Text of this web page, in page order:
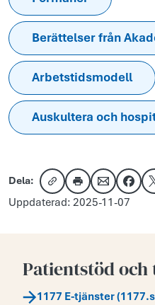
Berättelser från
Arbetstidsmodell
Auskultera och
Dela:
Kopiera länk
Skriv utDela via
Dela
Uppdaterad: 2025-11-07
Patientstöd
1177 E-tjänster